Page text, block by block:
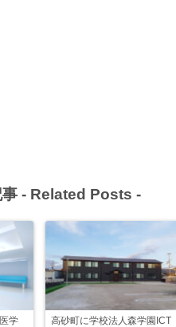
- Related Posts -
学
高砂町に学校法人森学園ICT